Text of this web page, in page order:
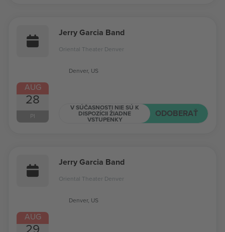
AUG
28
PI
Jerry Garcia Band
Oriental Theater Denver
Denver, US
V SÚČASNOSTI NIE SÚ K
DISPOZÍCII ŽIADNE
VSTUPENKY
ODOBERAŤ
AUG
29
Jerry Garcia Band
Oriental Theater Denver
Denver, US